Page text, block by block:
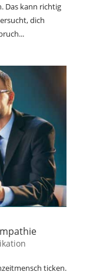
Das kann richtig
dich
ticken.